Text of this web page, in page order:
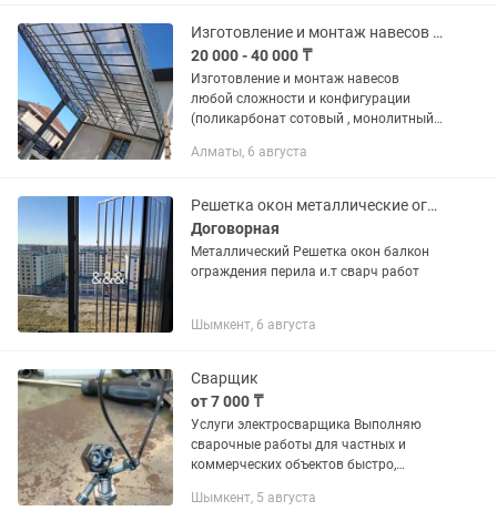
Изготовление и монтаж навесов любой сложности
20 000 - 40 000 ₸
Изготовление и монтаж навесов
любой сложности и конфигурации
(поликарбонат сотовый , монолитный
профлиста) а также
качественно и не...
Алматы, 6 августа
Решетка окон металлические ограждения навес ворота и.т .д
Договорная
Металлический Решетка окон балкон
ограждения перила и.т сварч работ
Шымкент, 6 августа
Сварщик
от 7 000 ₸
Услуги электросварщика Выполняю
сварочные работы для частных и
коммерческих объектов быстро,
Сварка металлоконструкций любой
Шымкент, 5 августа